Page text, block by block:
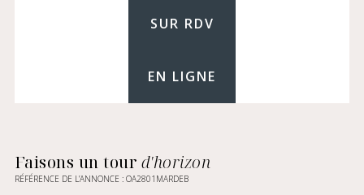
SUR RDV
EN LIGNE
Faisons un tour d'horizon
RÉFÉRENCE DE L’ANNONCE : OA2801MARDEB